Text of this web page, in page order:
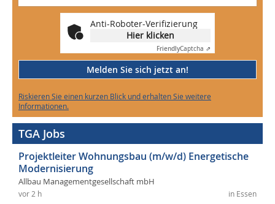
Anti-Roboter-Verifizierung
Hier klicken
FriendlyCaptcha ⇗
Melden Sie sich jetzt an!
Riskieren Sie einen kurzen Blick und erhalten Sie weitere
Informationen.
TGA Jobs
Projektleiter Wohnungsbau (m/w/d) Energetische
Modernisierung
Allbau Managementgesellschaft mbH
in Essen
vor 2 h